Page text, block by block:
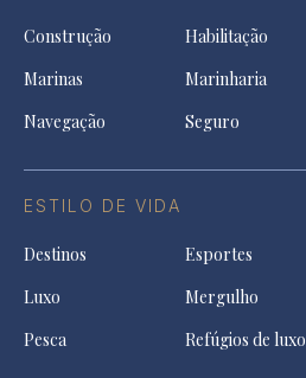
Construção Habilitação
Marinas
Marinharia
Navegação
Seguro
ESTILO DE VIDA
Destinos Esportes
Luxo
Mergulho
Pesca
Refúgios de luxo